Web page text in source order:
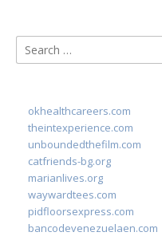
Search
for:
okhealthcareers.com
theintexperience.com
unboundedthefilm.com
catfriends-bg.org
marianlives.org
waywardtees.com
pidfloorsexpress.com
bancodevenezuelaen.com